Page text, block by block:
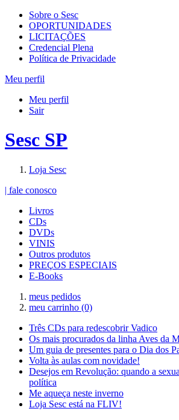
Sobre o Sesc
OPORTUNIDADES
LICITAÇÕES
Credencial Plena
Política de Privacidade
Meu perfil
Meu perfil
Sair
Sesc SP
Loja Sesc
| fale conosco
Livros
CDs
DVDs
VINIS
Outros produtos
PREÇOS ESPECIAIS
E-Books
meus pedidos
meu carrinho (0)
Três CDs para redescobrir Vadico
Os mais procurados da linha Aves da
Um guia de presentes para o Dia dos
Volta às aulas com novidade!
Desejos em Revolução: quando a
política
Me aqueça neste inverno
Loja Sesc está na FLIV!